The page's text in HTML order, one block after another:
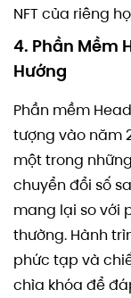
NFT của riêng
4. Phần Mềm
Hướng
Phần mềm
tượng vào năm
một trong
chuyển đổi số
mang lại so với
thường. Hành
phức tạp và
chìa khóa để